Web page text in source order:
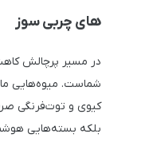
های چربی سوز
در مسیر پرچالش
شماست. میوه‌هایی
کیوی و توت‌فرنگی
بلکه بسته‌هایی